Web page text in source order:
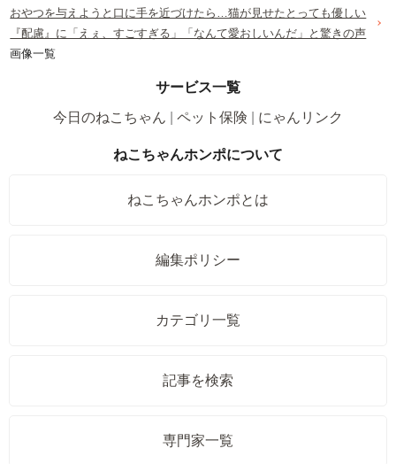
おやつを与えようと口に手を近づけたら…猫が見せたとっても優しい
『配慮』に「えぇ、すごすぎる」「なんて愛おしいんだ」と驚きの声
画像一覧
サービス一覧
今日のねこちゃん
ペット保険 にゃんリンク
ねこちゃんホンポについて
ねこちゃんホンポとは
編集ポリシー
カテゴリ一覧
記事を検索
専門家一覧